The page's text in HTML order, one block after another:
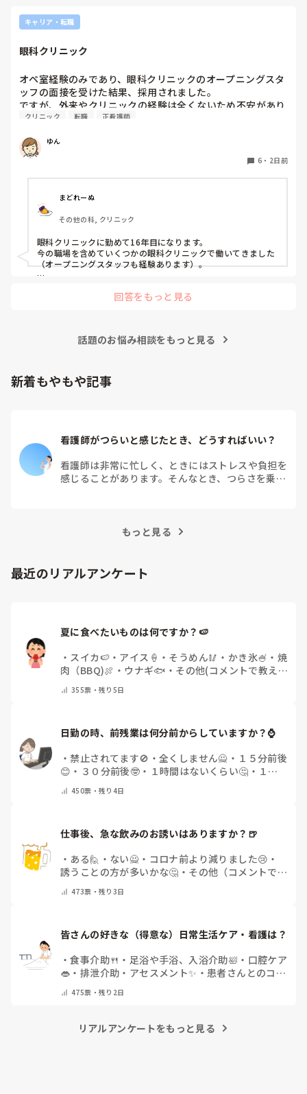
これは私の考え方がおかしいだけなのでしょうか。それと
も、どこのプリセプターもこのような関わり方が一般的なの
でしょうか。
プリセプターを変えたいと思っていますが、今の時期に変更
をお願いすると、同じ病棟で働く先輩後輩という関係もあり
ますし、今後も教えていただく立場なので、とても気まずく
なってしまうのではないかと不安で、なかなか言い出せませ
ん。
このような場合、どうしたらよいでしょうか。
パンダコパンダさんの今の状況が良くなっていることを願って
キャリア・転職
眼科クリニック
オペ室経験のみであり、眼科クリニックのオープニングスタ
ッフの面接を受けた結果、採用されました。
ですが、外来やクリニックの経験は全くないため不安があり
ます。実際眼科のクリニックで働いている方でどのような業
クリニック 転職 正看護師
ゆん
6 ・ 2日前
まどれーぬ
その他の科, クリニック
眼科クリニックに勤めて16年目になります。
今の職場を含めていくつかの眼科クリニックで働いてきました
（オープニングスタッフも経験あります）。
●1日の患者来院数
（白内障、緑内障、硝子体手術etc.）
●1日のOPE件数
ろがほとんどです。
OPEがなければ、看護師が不在でも業務が十分成り立つからで
す。
看護師の主な業務は、
器械出し/点滴/器具の洗浄・パッキング・滅菌）
ですが、これもクリニックによって異なったりします。
いというところもあり、
そういうところだと外来は一切ノータッチなようです（私はそ
当で、
診察介助とOPEに関する業務が看護師の仕事ってところばかり
でした。
しかし今の勤務先はスタッフ数がめちゃくちゃ少ないこともあ
視能訓練士がいるのにも関わらず検査も色々とやらされます
長年眼科に勤めていても、職場が変われば勝手も変わるため新
人になりますから、
そこそこに合わせた動きをするより他ないかなと思います💦
回答をもっと見る
話題のお悩み相談をもっと見る
新着もやもや記事
看護師がつらいと感じたとき、どうすればいい？
看護師は非常に忙しく、ときにはストレスや負担を
感じることがあります。そんなとき、つらさを乗り
もっと見る
最近のリアルアンケート
夏に食べたいものは何ですか？🍉
・ スイカ🍉 ・ アイス🍦 ・ そうめん🥢 ・ かき氷🍧 ・ 焼
肉（BBQ)🍖 ・ ウナギ🐟 ・ その他(コメントで教え
355票・残り5日
日勤の時、前残業は何分前からしていますか？⌚
・禁止されてます🚫 ・ 全くしません🙅 ・ １５分前後
😊 ・ ３０分前後🤓 ・ １時間はないくらい🤔 ・ １時
450票・残り4日
仕事後、急な飲みのお誘いはありますか？🍺
・ ある🙋 ・ ない🙅 ・ コロナ前より減りました😢 ・
誘うことの方が多いかな🤔 ・ その他（コメントで教
473票・残り3日
皆さんの好きな（得意な）日常生活ケア・看護は？
・食事介助🍴 ・ 足浴や手浴、入浴介助🛀 ・ 口腔ケア
👄 ・ 排泄介助・アセスメント✨ ・ 患者さんとのコミ
で教えてください）
475票・残り2日
リアルアンケートをもっと見る